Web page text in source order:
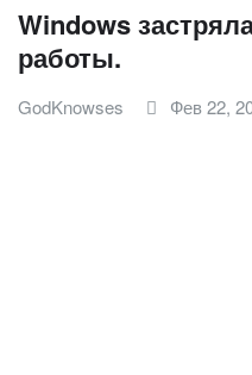
Windows
работы.
GodKnowses Фев 22,